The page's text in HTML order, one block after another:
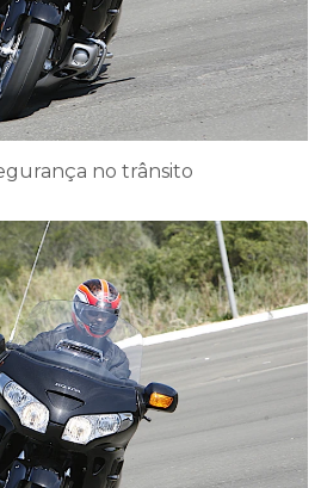
no trânsito